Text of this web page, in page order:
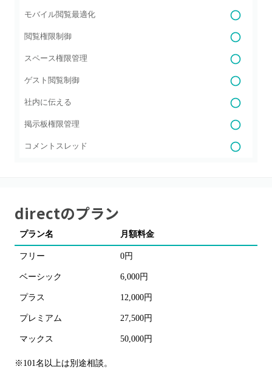
モバイル閲覧最適化
閲覧権限制御
スペース権限管理
ゲスト閲覧制御
社内に伝える
掲示板権限管理
コメントスレッド
directのプラン
プラン名 月額料金
フリー 0円
ベーシック 6,000円
プラス 12,000円
プレミアム 27,500円
マックス 50,000円
※101名以上は別途相談。